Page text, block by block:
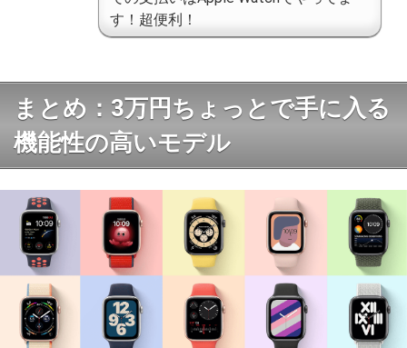
す！超便利！
まとめ：3万円ちょっとで手に入る
機能性の高いモデル